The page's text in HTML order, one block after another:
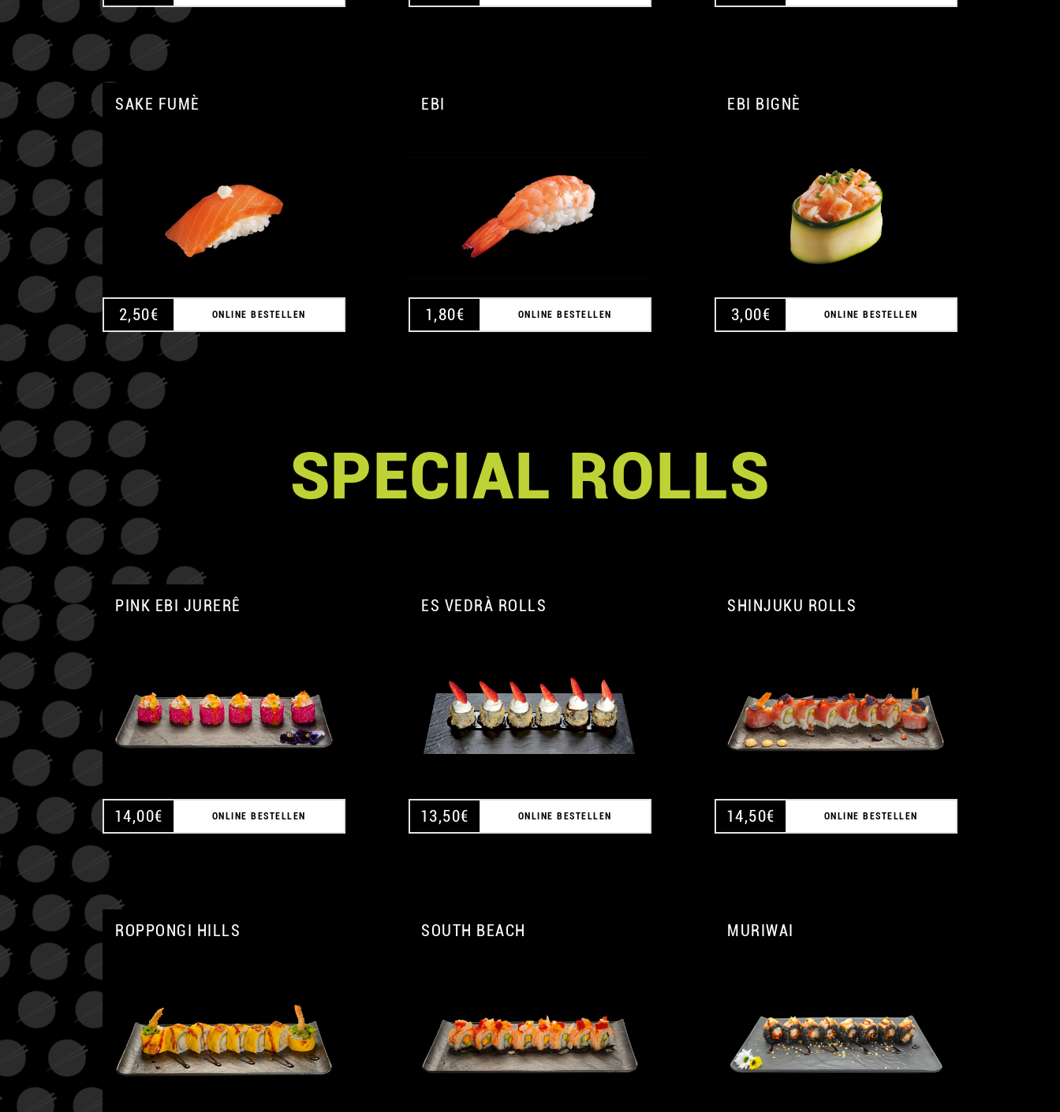
SAKE FUMÈ
2,50€ ONLINE BESTELLEN
EBI
1,80€ ONLINE BESTELLEN
EBI BIGNÈ
3,00€ ONLINE BESTELLEN
SPECIAL ROLLS
PINK EBI JURERÊ
14,00€ ONLINE BESTELLEN
ES VEDRÀ ROLLS
13,50€ ONLINE BESTELLEN
SHINJUKU ROLLS
14,50€ ONLINE BESTELLEN
ROPPONGI HILLS SOUTH BEACH MURIWAI